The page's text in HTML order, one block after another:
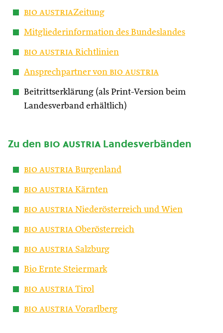
bio austriaZeitung
Mitgliederinformation des Bundeslandes
bio austria Richtlinien
Ansprechpartner von bio austria
Beitrittserklärung (als Print-Version beim
Landesverband erhältlich)
Zu den bio austria Landesverbänden
bio austria Burgenland
bio austria Kärnten
bio austria Niederösterreich und Wien
bio austria Oberösterreich
bio austria Salzburg
Bio Ernte Steiermark
bio austria Tirol
bio austria Vorarlberg